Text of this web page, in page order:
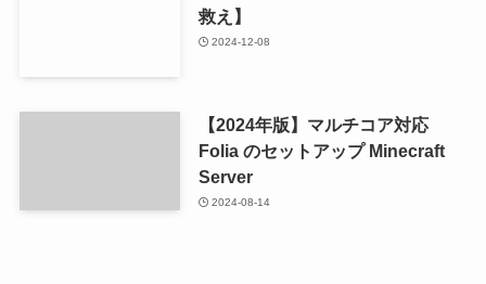
救え】
2024-12-08
【2024年版】マルチコア対応
Folia のセットアップ Minecraft
Server
2024-08-14